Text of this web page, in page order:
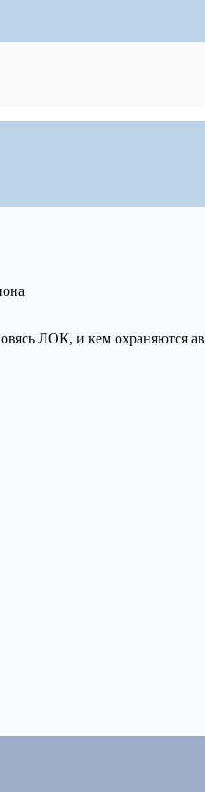
ЛОК, и кем охраняются